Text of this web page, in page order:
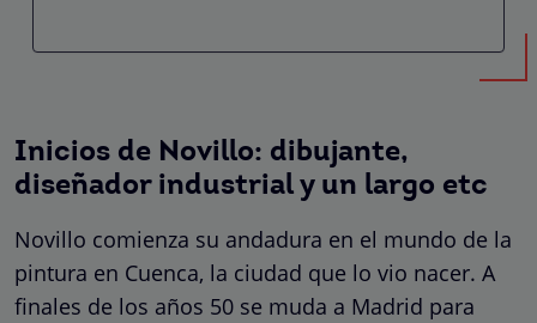
Inicios de Novillo: dibujante,
diseñador industrial y un largo etc
Novillo comienza su andadura en el mundo de la
pintura en Cuenca, la ciudad que lo vio nacer. A
finales de los años 50 se muda a Madrid para